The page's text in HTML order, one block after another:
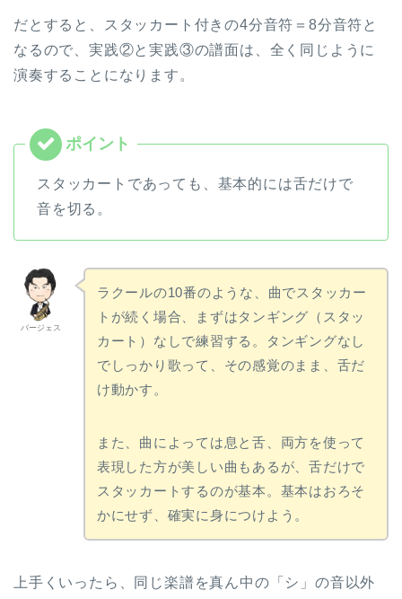
だとすると、スタッカート付きの4分音符＝8分音符と
なるので、実践②と実践③の譜面は、全く同じように
演奏することになります。
スタッカートであっても、基本的には舌だけで
音を切る。
バージェス
ラクールの10番のような、曲でスタッカー
トが続く場合、まずはタンギング（スタッ
カート）なしで練習する。タンギングなし
でしっかり歌って、その感覚のまま、舌だ
け動かす。
また、曲によっては息と舌、両方を使って
表現した方が美しい曲もあるが、舌だけで
スタッカートするのが基本。基本はおろそ
かにせず、確実に身につけよう。
上手くいったら、同じ楽譜を真ん中の「シ」の音以外